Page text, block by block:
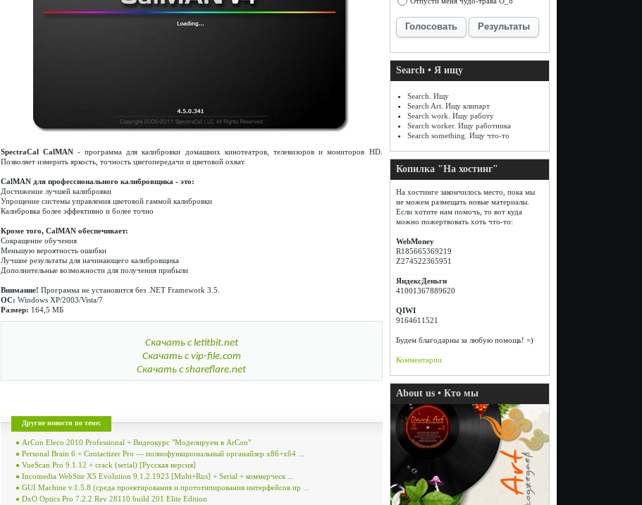
SpectraCal CalMAN- программа для калибровки домашних кинотеатров, телевизоров и мониторов HD.
Позволяет измерить яркость, точность цветопередачи и цветовой охват.
CalMAN для профессионального калибровщика - это:
Достижение лучшей калибровки
Упрощение системы управления цветовой гаммой калибровки
Калибровка более эффективно и более точно
Кроме того, CalMAN обеспечивает:
Сокращение обучения
Меньшую вероятность ошибки
Лучшие результаты для начинающего калибровщика
Дополнительные возможности для получения прибыли
Внимание! Программа не установится без .NET Framework 3.5.
ОС: Windows XP/2003/Vista/7
Размер: 164,5 МБ
Скачать с letitbit.net
Скачать с vip-file.com
Скачать с shareflare.net
Другие новости по теме:
ArCon Eleco 2010 Professional + Видеокурс "Моделируем в ArCon"
Personal Brain 6 + Contactizer Pro — полнофункциональный органайзер x86+x64 ...
VueScan Pro 9.1.12 + crack (serial) [Русская версия]
Incomedia WebSite X5 Evolution 9.1.2.1923 [Multi+Rus] + Serial + коммерческ ...
GUI Machine v.1.5.8 (среда проектирования и прототипирования интерфейсов пр ...
DxO Optics Pro 7.2.2 Rev 28110 build 201 Elite Edition
Голосовать Результаты
Search • Я ищу
Search. Ищу
Search Art. Ищу клипарт
Search work. Ищу работу
Search worker. Ищу работника
Search something. Ищу что-то
Копилка "На хостинг"
На хостинге закончилось место, пока мы
не можем размещать новые материалы.
Если хотите нам помочь, то вот куда
можно пожертвовать хоть что-то:
WebMoney
R185665369219
Z274522365951
ЯндексДеньги
41001367889620
QIWI
9164611521
Будем благодарны за любую помощь! =)
Комментарии
About us • Кто мы